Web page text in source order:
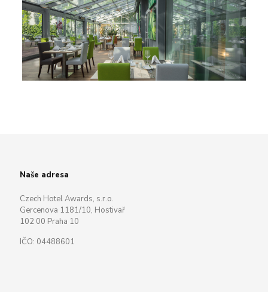
Naše adresa
Czech Hotel Awards, s.r.o.
Gercenova 1181/10, Hostivař
102 00 Praha 10
IČO: 04488601